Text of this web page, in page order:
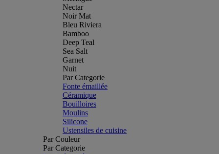
Nectar
Noir Mat
Bleu Riviera
Bamboo
Deep Teal
Sea Salt
Garnet
Nuit
Par Categorie
Fonte émaillée
Céramique
Bouilloires
Moulins
Silicone
Ustensiles de cuisine
Par Couleur
Par Categorie